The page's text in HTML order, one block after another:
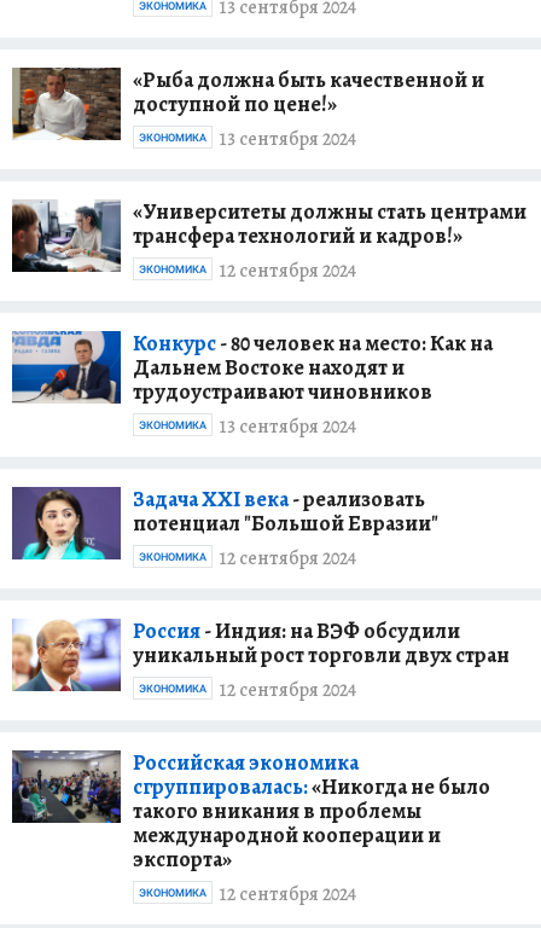
13 сентября 2024
ЭКОНОМИКА
«Рыба должна быть качественной и
доступной по цене!»
13 сентября 2024
ЭКОНОМИКА
«Университеты должны стать центрами
трансфера технологий и кадров!»
12 сентября 2024
ЭКОНОМИКА
Конкурс- 80 человек на место: Как на
Дальнем Востоке находят и
трудоустраивают чиновников
13 сентября 2024
ЭКОНОМИКА
Задача ХХI века- реализовать
потенциал "Большой Евразии"
12 сентября 2024
ЭКОНОМИКА
Россия- Индия: на ВЭФ обсудили
уникальный рост торговли двух стран
12 сентября 2024
ЭКОНОМИКА
Российская экономика
сгруппировалась:«Никогда не было
такого вникания в проблемы
международной кооперации и
экспорта»
12 сентября 2024
ЭКОНОМИКА